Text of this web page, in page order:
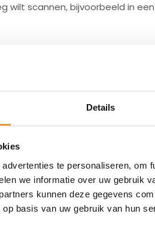
Details
te personaliseren, om
we informatie over uw gebruik
kunnen deze gegevens
basis van uw gebruik van hun
wilt scannen, bijvoorbeeld in een
laadstation, pistoolgreep of